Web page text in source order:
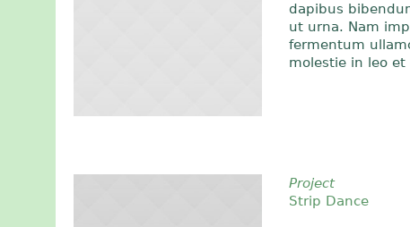
dapibus
ut urna. Nam
fermentum
molestie in leo
Project
Strip Dance